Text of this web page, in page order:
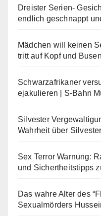
Dreister Serien-
endlich geschnappt
Mädchen will keinen
tritt auf Kopf und
Schwarzafrikaner
ejakulieren | S-Bahn
Silvester
Wahrheit über
Sex Terror Warnung:
und Sichertheitstipps
Das wahre Alter des
Sexualmörders